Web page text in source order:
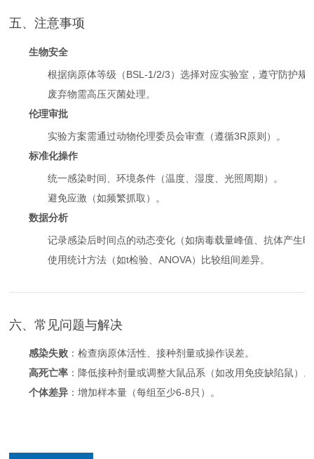
五、注意事项
生物安全
根据病原体等级（BSL-1/2/3）选择对应实验室，遵守防护规
废弃物需高压灭菌处理。
伦理审批
实验方案需通过动物伦理委员会审查（遵循3R原则）。
标准化操作
统一感染时间、环境条件（温度、湿度、光照周期）。
避免应激（如频繁抓取）。
数据分析
记录感染后时间点的动态变化（如病毒载量峰值、抗体产生
使用统计方法（如t检验、ANOVA）比较组间差异。
六、常见问题与解决
感染失败：检查病原体活性、接种剂量或操作误差。
高死亡率：降低接种剂量或调整大鼠品系（如改用免疫缺陷鼠）。
个体差异：增加样本量（每组至少6-8只）。